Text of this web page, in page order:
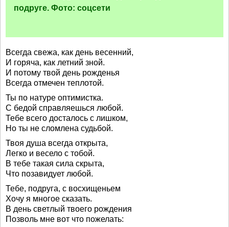
подруге. Фото: соцсети
Всегда свежа, как день весенний,
И горяча, как летний зной.
И потому твой день рожденья
Всегда отмечен теплотой.
Ты по натуре оптимистка.
С бедой справляешься любой.
Тебе всего досталось с лишком,
Но ты не сломлена судьбой.
Твоя душа всегда открыта,
Легко и весело с тобой.
В тебе такая сила скрыта,
Что позавидует любой.
Тебе, подруга, с восхищеньем
Хочу я многое сказать.
В день светлый твоего рождения
Позволь мне вот что пожелать: